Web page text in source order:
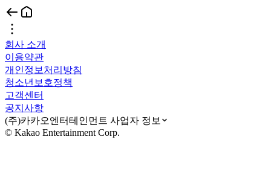
회사 소개
이용약관
개인정보처리방침
청소년보호정책
고객센터
공지사항
(주)카카오엔터테인먼트 사업자 정보
© Kakao Entertainment Corp.